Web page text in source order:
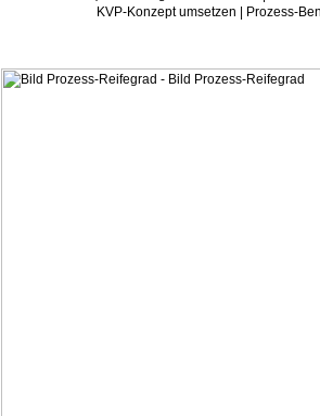
KVP-Konzept umsetzen | Prozess-